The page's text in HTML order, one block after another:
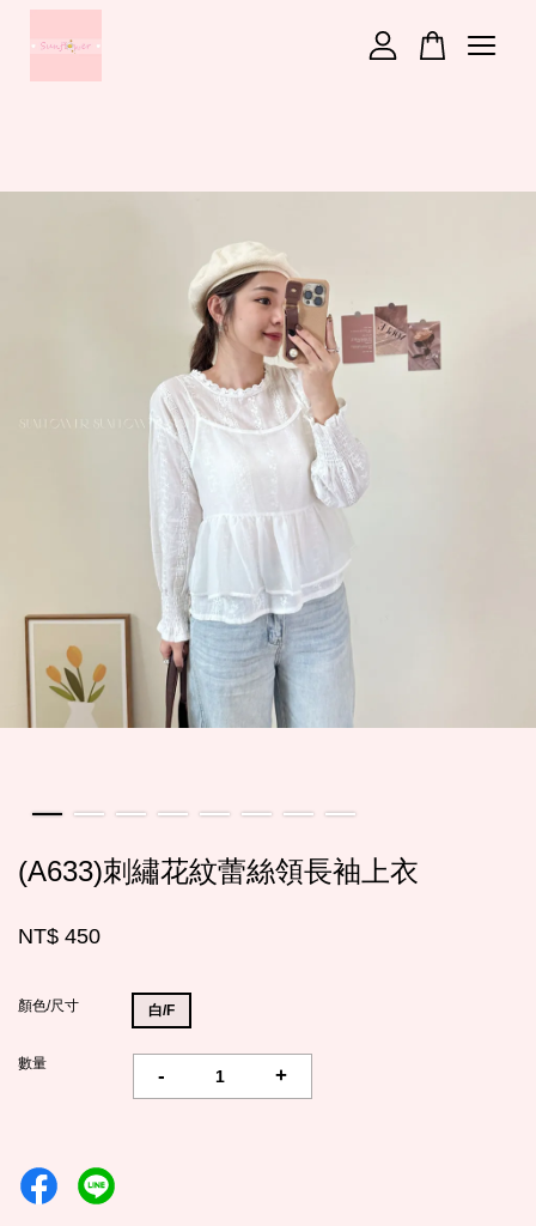
(A633)刺繡花紋蕾絲領長袖上衣
NT$ 450
顏色/尺寸 白/F
數量
- +
繼續購物